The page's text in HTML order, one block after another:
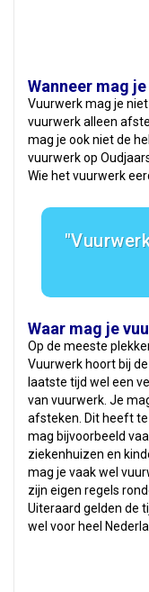
Wanneer mag
Vuurwerk mag je
vuurwerk alleen
mag je ook niet de
vuurwerk op
Wie het vuurwerk
Waar mag je
Op de meeste
Vuurwerk hoort bij
laatste tijd wel een
van vuurwerk. Je
afsteken. Dit heeft
mag bijvoorbeeld
ziekenhuizen en
mag je vaak wel
zijn eigen regels
Uiteraard gelden de
wel voor heel